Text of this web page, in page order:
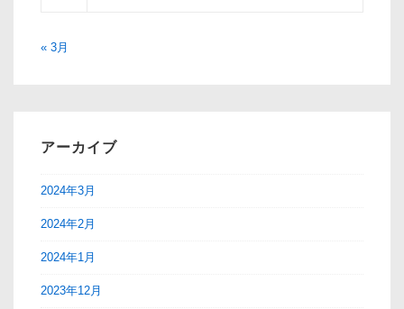
« 3月
アーカイブ
2024年3月
2024年2月
2024年1月
2023年12月